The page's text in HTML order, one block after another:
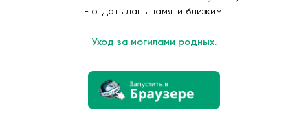
- отдать дань памяти близким.
Уход за могилами родных.